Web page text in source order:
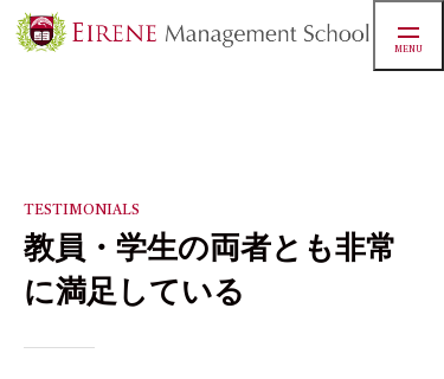
MENU
TESTIMONIALS
教員・学生の両者とも非常
に満足している